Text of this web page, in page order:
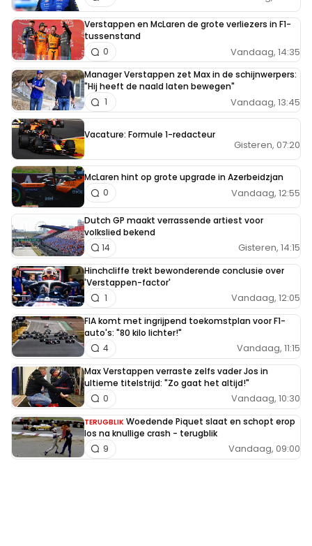
Verstappen en McLaren de grote verliezers in F1-
tussenstand
Vandaag, 14:35
0
Manager Verstappen zet Max in de schijnwerpers:
"Hij heeft de naald laten bewegen"
Vandaag, 13:45
1
Vacature: Formule 1-redacteur
Gisteren, 07:20
McLaren hint op grote upgrade in Azerbeidzjan
Vandaag, 12:55
0
Dutch GP maakt verrassende artiest voor
volkslied bekend
Gisteren, 14:15
14
Hinchcliffe trekt bewonderende conclusie over
'Verstappen-factor'
Vandaag, 12:05
1
FIA komt met ingrijpend toekomstplan voor F1-
auto's: "80 kilo lichter!"
Vandaag, 11:15
4
Max Verstappen verraste zelfs vader Jos in
ultieme titelstrijd: "Zo gaat het altijd!"
Vandaag, 10:30
0
TERUGBLIK Woedende Piquet slaat en schopt erop
los na knullige crash - terugblik
Vandaag, 09:00
9